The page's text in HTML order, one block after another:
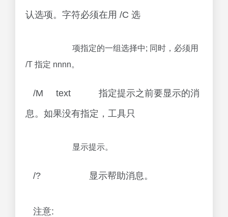
认选项。字符必须在用 /C 选
项指定的一组选择中; 同时，必须用
/T 指定 nnnn。
/M text 指定提示之前要显示的消
息。如果没有指定，工具只
显示提示。
/? 显示帮助消息。
注意: